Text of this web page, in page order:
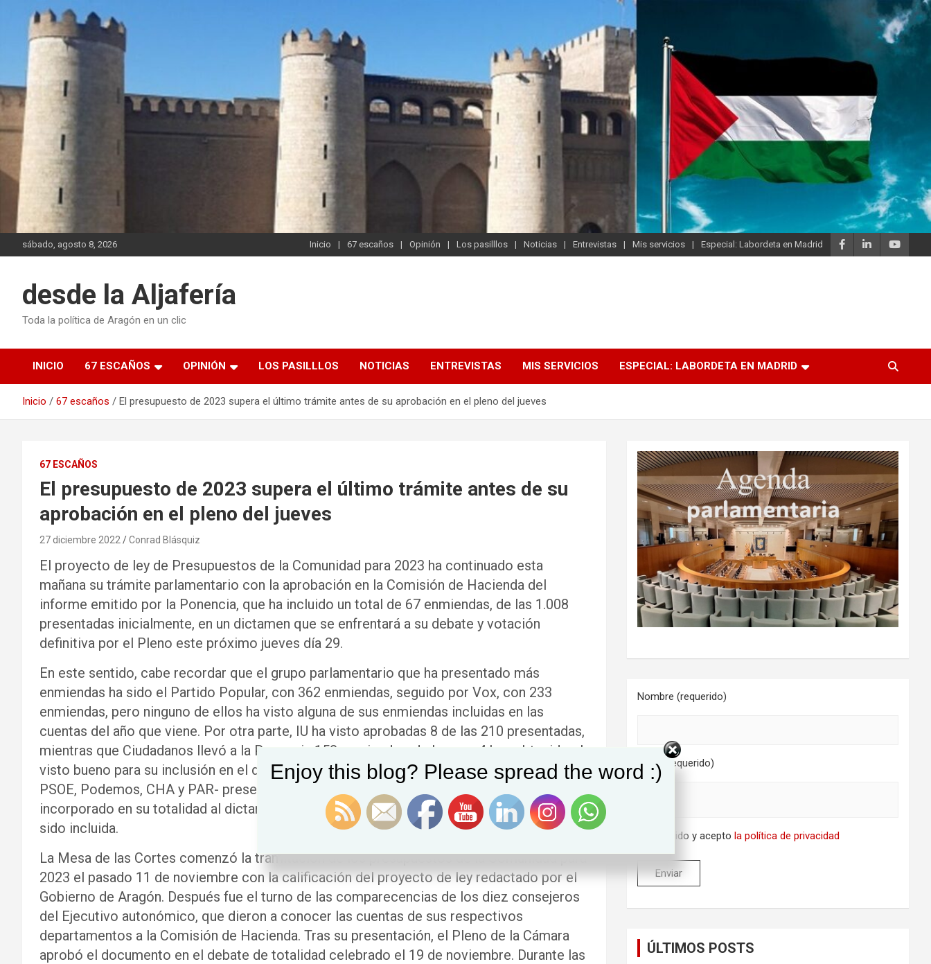
contenido
sábado, agosto 8, 2026 Inicio 67 escaños Opinión Los pasilllos Noticias Entrevistas Mis servicios Especial: Labordeta en Madrid
desde la Aljafería
Toda la política de Aragón en un clic
INICIO 67 ESCAÑOS OPINIÓN LOS PASILLLOS NOTICIAS ENTREVISTAS MIS SERVICIOS ESPECIAL: LABORDETA EN MADRID
Inicio 67 escaños El presupuesto de 2023 supera el último trámite antes de su aprobación en el pleno del jueves
67 ESCAÑOS
El presupuesto de 2023 supera el último trámite antes de su
aprobación en el pleno del jueves
27 diciembre 2022 Conrad Blásquiz
El proyecto de ley de Presupuestos de la Comunidad para 2023 ha continuado esta
mañana su trámite parlamentario con la aprobación en la Comisión de Hacienda del
informe emitido por la Ponencia, que ha incluido un total de 67 enmiendas, de las 1.008
presentadas inicialmente, en un dictamen que se enfrentará a su debate y votación
definitiva por el Pleno este próximo jueves día 29.
En este sentido, cabe recordar que el grupo parlamentario que ha presentado más
enmiendas ha sido el Partido Popular, con 362 enmiendas, seguido por Vox, con 233
enmiendas, pero ninguno de ellos ha visto alguna de sus enmiendas incluidas en las
cuentas del año que viene. Por otra parte, IU ha visto aprobadas 8 de las 210 presentadas,
mientras que Ciudadanos llevó a la Ponencia 158 enmiendas, de las que 4 han obtenido el
visto bueno para su inclusión en el documento. Los grupos que sustentan al Gobierno –
PSOE, Podemos, CHA y PAR- presentaron en conjunto 54 enmiendas, que se han
incorporado en su totalidad al dictamen. Y CHA, en solitario, presentó una, que también ha
sido incluida.
La Mesa de las Cortes comenzó la tramitación de los presupuestos de la Comunidad para
2023 el pasado 11 de noviembre con la calificación del proyecto de ley redactado por el
Gobierno de Aragón. Después fue el turno de las comparecencias de los diez consejeros
del Ejecutivo autonómico, que dieron a conocer las cuentas de sus respectivos
departamentos a la Comisión de Hacienda. Tras su presentación, el Pleno de la Cámara
aprobó el documento en el debate de totalidad celebrado el 19 de noviembre. Durante las
Nombre (requerido)
Email (requerido)
He leido y aceptola política de privacidad
ÚLTIMOS POSTS
Enjoy this blog? Please spread the word :)